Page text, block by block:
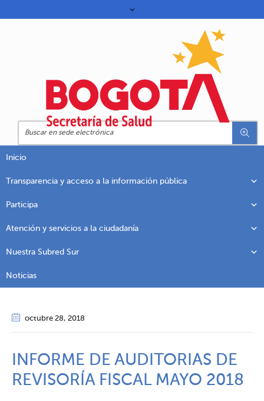
Inicio
Transparencia y acceso a la información pública
Participa
Atención y servicios a la ciudadanía
Nuestra Subred Sur
Noticias
octubre 28, 2018
INFORME DE AUDITORIAS DE
REVISORÍA FISCAL MAYO 2018